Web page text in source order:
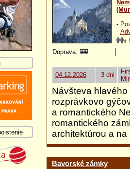
-
-
Doprava:
04.12.2026 3 dni
Návšteva
rozprávkovo
a romantického
romantického
architektúrou a
Bavorské zámky